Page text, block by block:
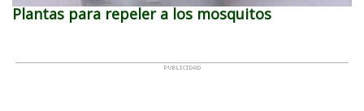
Plantas para repeler a los mosquitos